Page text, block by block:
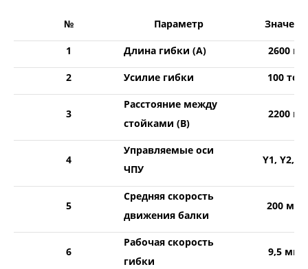
№ Параметр
1 Длина гибки (А) 2600
2 Усилие гибки 100
3
Расстояние между
стойками (В)
2200
4
Управляемые оси
ЧПУ
Y1, Y2, X,
5
Средняя скорость
движения балки
200 мм/
6
Рабочая скорость
гибки
9,5 мм/